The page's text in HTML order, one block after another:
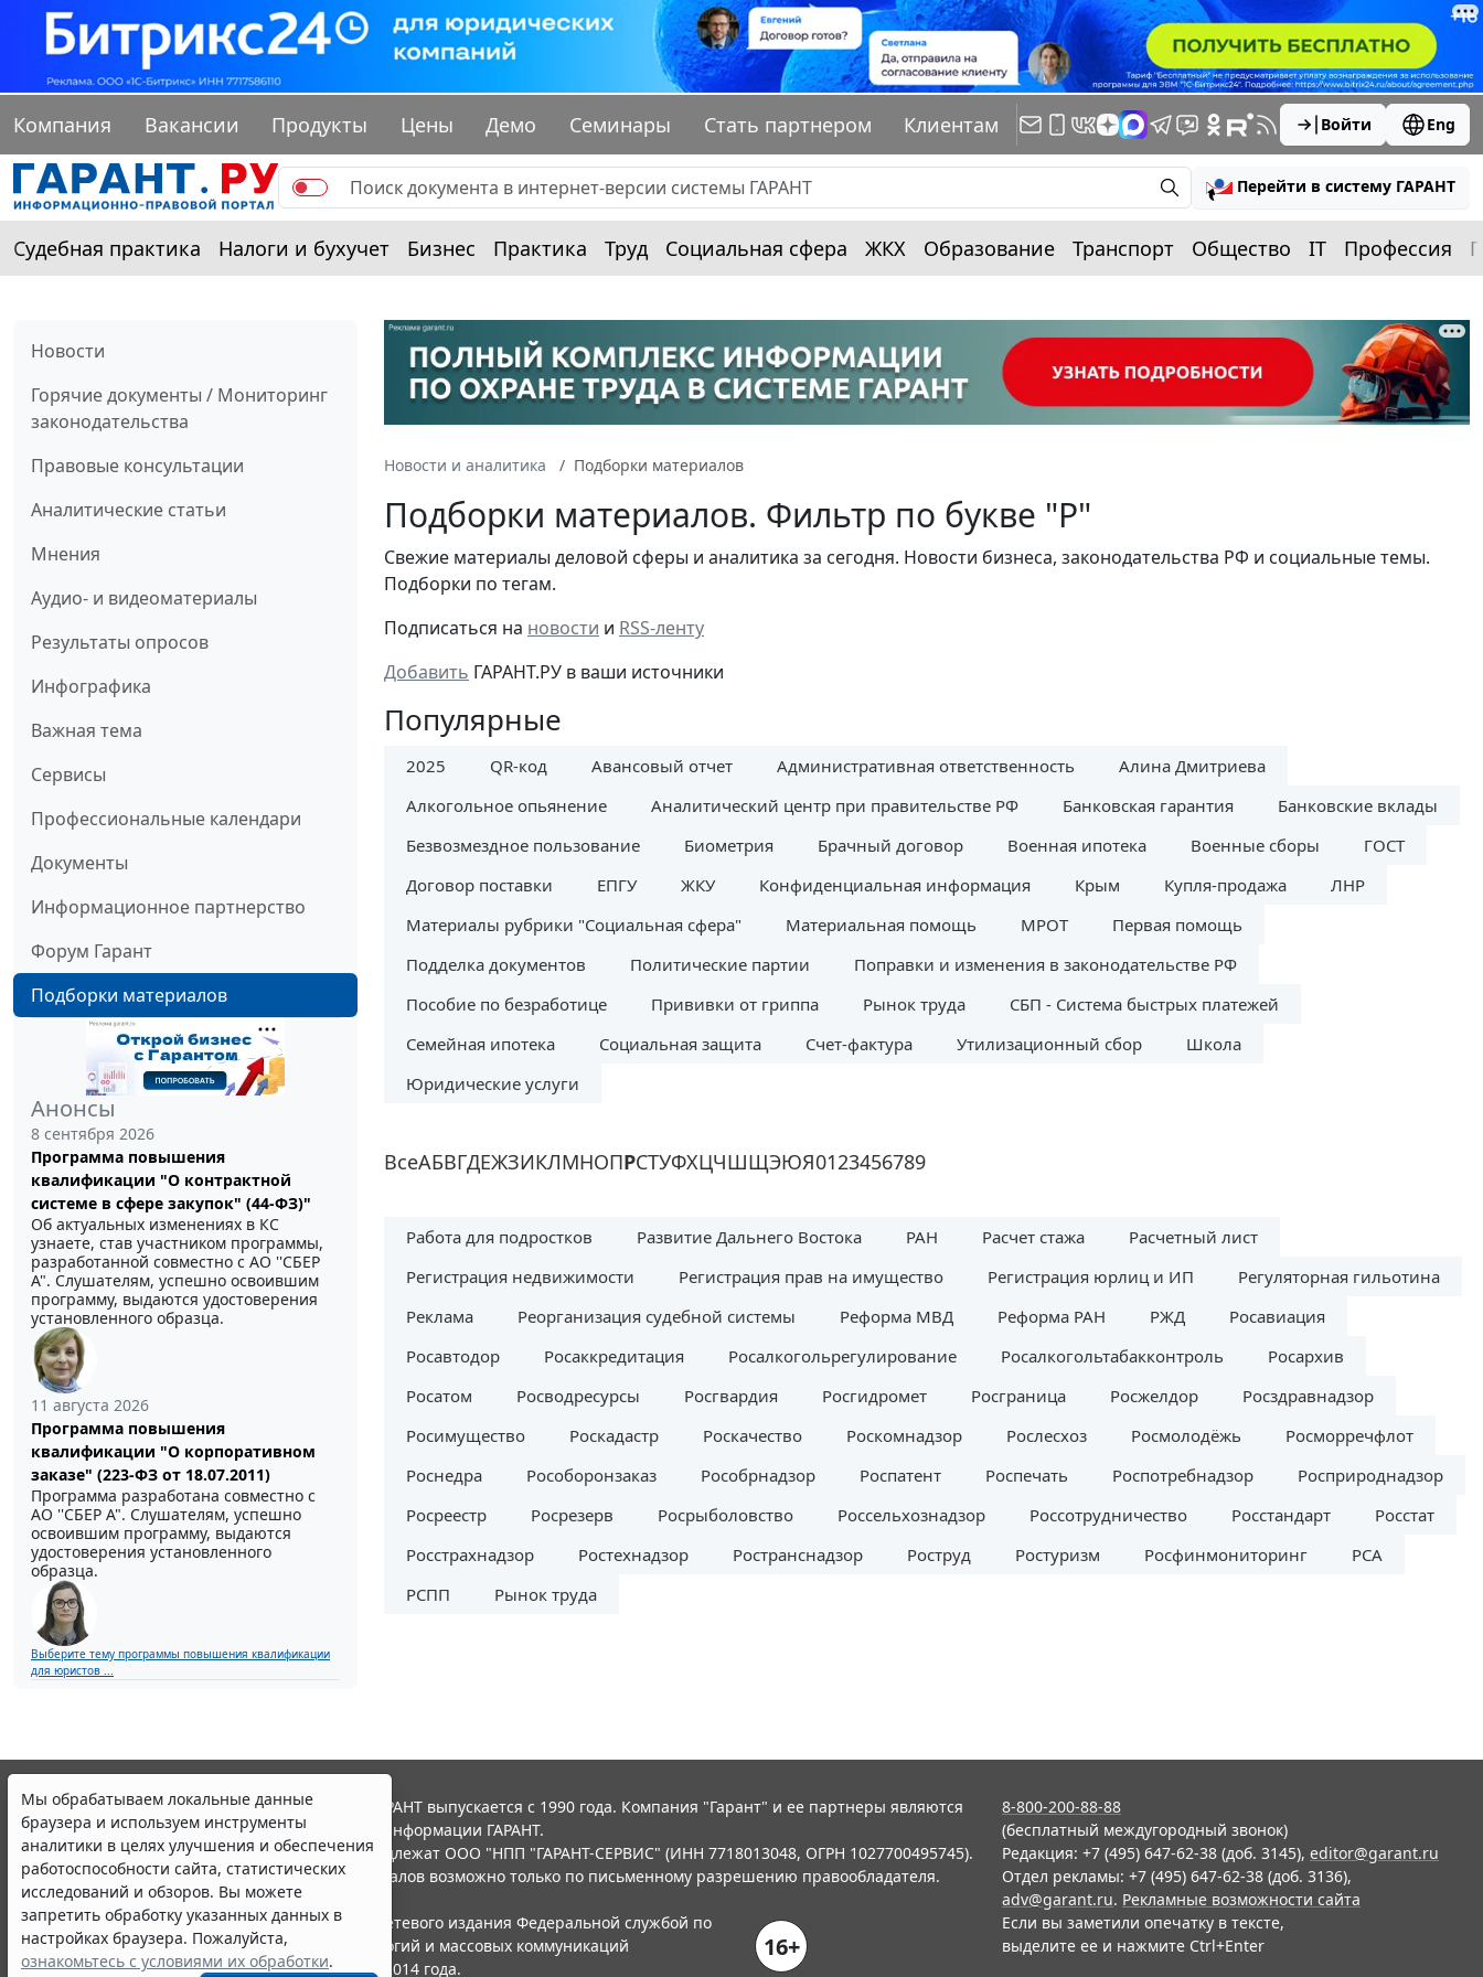
Компания Вакансии Продукты Цены Демо Семинары Стать партнером Клиентам Войти Eng
Перейти в систему ГАРАНТ
Судебная практика Налоги и бухучет Бизнес Практика Труд Социальная сфера ЖКХ Образование Транспорт Общество IT Профессия
Новости
Горячие документы / Мониторинг
законодательства
Правовые консультации
Аналитические статьи
Мнения
Аудио- и видеоматериалы
Результаты опросов
Инфографика
Важная тема
Сервисы
Профессиональные календари
Документы
Информационное партнерство
Форум Гарант
Подборки материалов
Анонсы
8 сентября 2026
Программа повышения
квалификации "О контрактной
системе в сфере закупок" (44-ФЗ)"
Об актуальных изменениях в КС
узнаете, став участником программы,
разработанной совместно с АО ''СБЕР
А". Слушателям, успешно освоившим
программу, выдаются удостоверения
установленного образца.
11 августа 2026
Программа повышения
квалификации "О корпоративном
заказе" (223-ФЗ от 18.07.2011)
Программа разработана совместно с
АО ''СБЕР А". Слушателям, успешно
освоившим программу, выдаются
удостоверения установленного
образца.
Выберите тему программы повышения квалификации
для юристов ...
Новости и аналитика Подборки материалов
Подборки материалов. Фильтр по букве "Р"
Cвежие материалы деловой сферы и аналитика за сегодня. Новости бизнеса, законодательства РФ и социальные темы.
Подборки по тегам.
Подписаться на новости и RSS-ленту
Добавить ГАРАНТ.РУ в ваши источники
Популярные
2025 QR-код Авансовый отчет Административная ответственность
Алина Дмитриева
Алкогольное опьянение
Аналитический центр при правительстве РФ Банковская гарантия
Банковские вклады
Безвозмездное пользование
Биометрия Брачный договор Военная ипотека Военные сборы
ГОСТ
Договор поставки
ЕПГУ ЖКУ Конфиденциальная информация Крым Купля-продажа
ЛНР
Материалы рубрики "Социальная сфера"
Материальная помощь МРОТ
Первая помощь
Подделка документов
Политические партии
Поправки и изменения в законодательстве РФ
Пособие по безработице
Прививки от гриппа Рынок труда
СБП - Система быстрых платежей
Семейная ипотека
Социальная защита Счет-фактура Утилизационный сбор
Школа
Юридические услуги
ВсеАБВГДЕЖЗИКЛМНОПРСТУФХЦЧШЩЭЮЯ0123456789
Работа для подростков Развитие Дальнего Востока РАН Расчет стажа
Расчетный лист
Регистрация недвижимости
Регистрация прав на имущество Регистрация юрлиц и ИП
Регуляторная гильотина
Реклама
Реорганизация судебной системы Реформа МВД Реформа РАН РЖД
Росавиация
Росавтодор
Росаккредитация Росалкогольрегулирование Росалкогольтабакконтроль
Росархив
Росатом
Росводресурсы Росгвардия Росгидромет Росграница Росжелдор
Росздравнадзор
Росимущество
Роскадастр Роскачество Роскомнадзор Рослесхоз Росмолодёжь
Росморречфлот
Роснедра
Рособоронзаказ Рособрнадзор Роспатент Роспечать Роспотребнадзор
Росприроднадзор
Росреестр
Росрезерв Росрыболовство Россельхознадзор Россотрудничество Росстандарт
Росстат
Росстрахнадзор
Ростехнадзор Ространснадзор Роструд Ростуризм Росфинмониторинг
РСА
РСПП
Рынок труда
Мы обрабатываем локальные данные
браузера и используем инструменты
аналитики в целях улучшения и обеспечения
работоспособности сайта, статистических
исследований и обзоров. Вы можете
запретить обработку указанных данных в
настройках браузера. Пожалуйста,
ознакомьтесь с условиями их обработки.
© ООО "НПП "ГАРАНТ-СЕРВИС", 2026. Система ГАРАНТ выпускается с 1990 года. Компания "Гарант" и ее партнеры являются
участниками Российской ассоциации правовой информации ГАРАНТ.
Все права на материалы сайта ГАРАНТ.РУ принадлежат ООО "НПП "ГАРАНТ-СЕРВИС" (ИНН 7718013048, ОГРН 1027700495745).
Полное или частичное воспроизведение материалов возможно только по письменному разрешению правообладателя.
Правила использования портала.
Портал ГАРАНТ.РУ зарегистрирован в качестве сетевого издания Федеральной службой по
надзору в сфере связи,информационных технологий и массовых коммуникаций
(Роскомнадзором), Эл № ФС77-58365 от 18 июня 2014 года.
16+
8-800-200-88-88
(бесплатный междугородный звонок)
Редакция: +7 (495) 647-62-38 (доб. 3145), editor@garant.ru
Отдел рекламы: +7 (495) 647-62-38 (доб. 3136),
adv@garant.ru. Рекламные возможности сайта
Если вы заметили опечатку в тексте,
выделите ее и нажмите Ctrl+Enter